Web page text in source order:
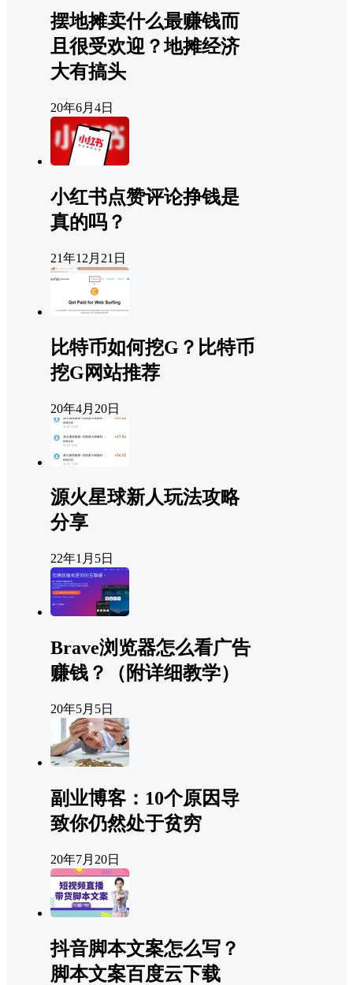
摆地摊卖什么最赚钱而
且很受欢迎？地摊经济
大有搞头
20年6月4日
小红书点赞评论挣钱是
真的吗？
21年12月21日
比特币如何挖G？比特币
挖G网站推荐
20年4月20日
源火星球新人玩法攻略
分享
22年1月5日
Brave浏览器怎么看广告
赚钱？（附详细教学）
20年5月5日
副业博客：10个原因导
致你仍然处于贫穷
20年7月20日
抖音脚本文案怎么写？
脚本文案百度云下载